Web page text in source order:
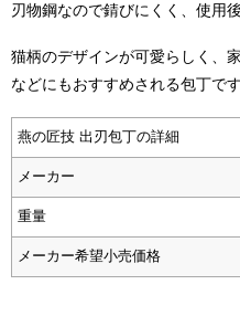
刃物鋼なので錆びにくく、使用
猫柄のデザインが可愛らしく、
などにもおすすめされる包丁です
燕の匠技 出刃包丁の詳細
メーカー
重量
メーカー希望小売価格